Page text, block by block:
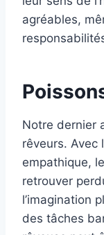
agréables,
Notre dernier
rêveurs.
empathique,
retrouver
l’imagination
des tâches